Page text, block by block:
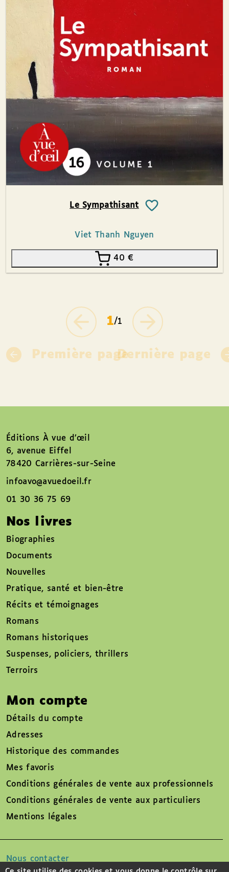
Le Sympathisant
Viet Thanh Nguyen
40€
Première page
1/1
Dernière page
Éditions À vue d’œil
6, avenue Eiffel
78420 Carrières-sur-Seine
infoavo@avuedoeil.fr
01 30 36 75 69
Nos livres
Biographies
Documents
Nouvelles
Pratique, santé et bien-être
Récits et témoignages
Romans
Romans historiques
Suspenses, policiers, thrillers
Terroirs
Mon compte
Détails du compte
Adresses
Historique des commandes
Mes favoris
Conditions générales de vente aux professionnels
Conditions générales de vente aux particuliers
Mentions légales
Nous contacter